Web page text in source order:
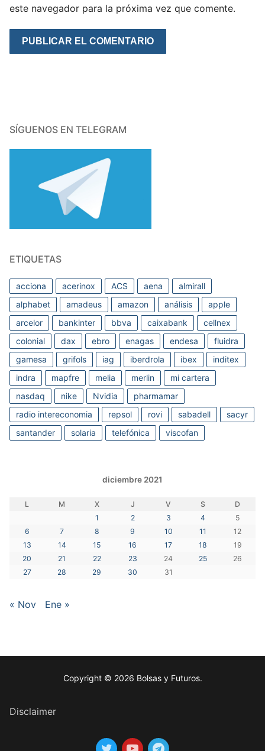
este navegador para la próxima vez que comente.
SÍGUENOS EN TELEGRAM
ETIQUETAS
acciona acerinox ACS aena
almirall
alphabet
amadeus amazon análisis
apple
arcelor
bankinter bbva caixabank
cellnex
colonial
dax ebro enagas endesa
fluidra
gamesa
grifols iag iberdrola ibex
inditex
indra
mapfre melia merlin
mi cartera
nasdaq
nike Nvidia
pharmamar
radio intereconomia
repsol rovi sabadell
sacyr
santander
solaria telefónica viscofan
diciembre 2021
L M X J V S
D
1
2 3 4
5
6
7 8 9 10 11
12
13
14 15 16 17 18
19
20
21 22 23 24 25
26
27
28 29 30 31
« Nov Ene »
Copyright © 2026 Bolsas y Futuros.
Disclaimer